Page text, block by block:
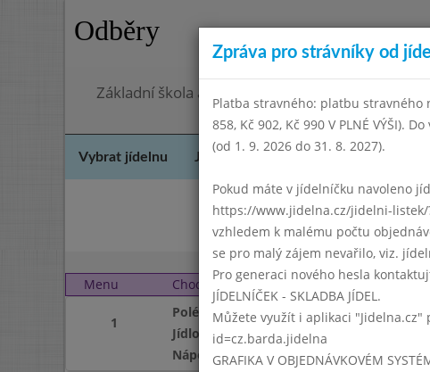
Odběry
Základní škola a mateřská škola Chodov, Praha
Vybrat jídelnu Jídelní lístek
Leden
Menu
Chod Úterý 1. 3. 2022 (11:40 -
1
Polévka
Jídlo
Nápoj
Zpráva pro strávníky od
Platba stravného: platbu stravného
858, Kč 902, Kč 990 V PLNÉ VÝŠI).
(od 1. 9. 2026 do 31. 8. 2027).
Pokud máte v jídelníčku navoleno
https://www.jidelna.cz/jidelni-
vzhledem k malému počtu
se pro malý zájem nevařilo, viz.
Pro generaci nového hesla
JÍDELNÍČEK - SKLADBA JÍDEL.
Můžete využít i aplikaci
id=cz.barda.jidelna
GRAFIKA V OBJEDNÁVKOVÉM